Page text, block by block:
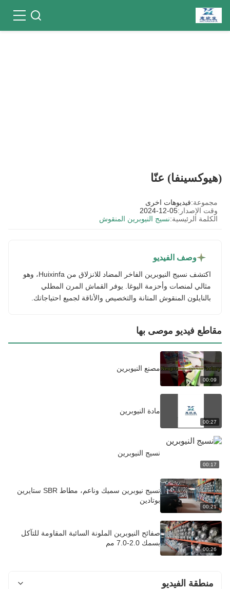
(هيوكسينفا) عنّا
مجموعة:فيديوهات اخرى
وقت الإصدار:2024-12-05
الكلمة الرئيسية:نسيج النيوبرين المنقوش
وصف الفيديو
اكتشف نسيج النيوبرين الفاخر المضاد للانزلاق من Huixinfa، وهو
مثالي لمنصات وأحزمة اليوغا. يوفر القماش المرن المطلي
بالنايلون المنقوش المتانة والتخصيص والأناقة لجميع احتياجاتك.
مقاطع فيديو موصى بها
00:09
مصنع النيوبرين
00:27
مادة النيوبرين
00:17
نسيج النيوبرين
00:21
نسيج نيوبرين سميك وناعم، مطاط SBR ستايرين
بوتادين
00:26
صفائح النيوبرين الملونة السائبة المقاومة للتآكل
بسمك 2.0-7.0 مم
منطقة الفيديو